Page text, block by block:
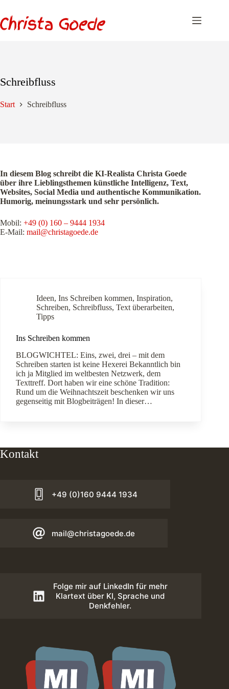
springen
Schreibfluss
Start Schreibfluss
In diesem Blog schreibt die KI-Realista Christa Goede
über ihre Lieblingsthemen künstliche Intelligenz, Text,
Websites, Social Media und authentische Kommunikation.
Humorig, meinungsstark und sehr persönlich.
Mobil: +49 (0) 160 – 9444 1934
E-Mail: mail@christagoede.de
Ideen, Ins Schreiben kommen, Inspiration,
Schreiben, Schreibfluss, Text überarbeiten,
Tipps
Ins Schreiben kommen
BLOGWICHTEL: Eins, zwei, drei – mit dem
Schreiben starten ist keine Hexerei Bekanntlich bin
ich ja Mitglied im weltbesten Netzwerk, dem
Texttreff. Dort haben wir eine schöne Tradition:
Rund um die Weihnachtszeit beschenken wir uns
gegenseitig mit Blogbeiträgen! In dieser…
Kontakt
+49 (0)160 9444 1934
mail@christagoede.de
Folge mir auf LinkedIn für mehr
Klartext über KI, Sprache und
Denkfehler.